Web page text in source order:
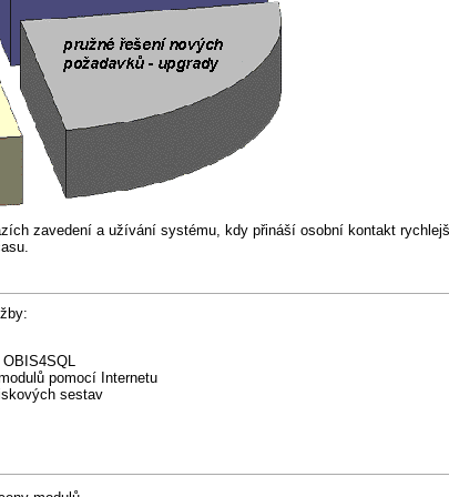
zavedení a užívání systému, kdy přináší osobní kontakt
pomocí Internetu
sestav